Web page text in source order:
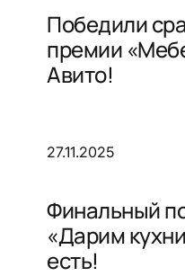
Победили
премии
Авито!
27.11.2025
Финальный
«Дарим
есть!